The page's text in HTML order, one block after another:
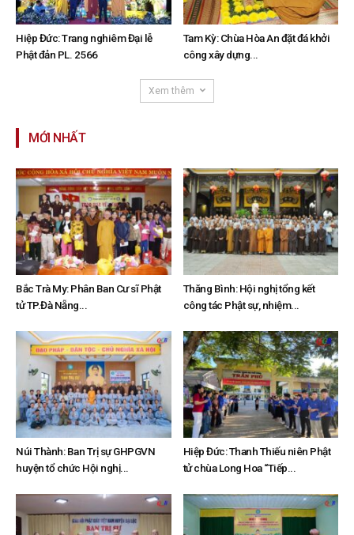
Hiệp Đức: Trang nghiêm Đại lễ
Phật đản PL. 2566
Tam Kỳ: Chùa Hòa An đặt đá khởi
công xây dựng...
Xem thêm
MỚI NHẤT
Bắc Trà My: Phân Ban Cư sĩ Phật
tử TP.Đà Nẵng...
Thăng Bình: Hội nghị tổng kết
công tác Phật sự, nhiệm...
Núi Thành: Ban Trị sự GHPGVN
huyện tổ chức Hội nghị...
Hiệp Đức: Thanh Thiếu niên Phật
tử chùa Long Hoa “Tiếp...